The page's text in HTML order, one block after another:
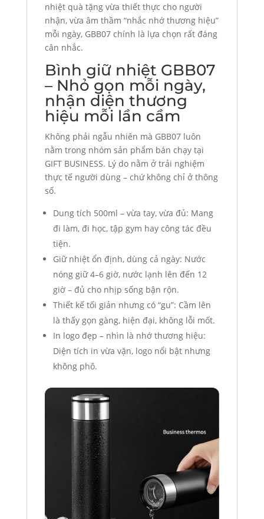
nhiệt quà tặng vừa thiết thực cho người
nhận, vừa âm thầm “nhắc nhớ thương hiệu”
mỗi ngày, GBB07 chính là lựa chọn rất đáng
cân nhắc.
Bình giữ nhiệt GBB07
– Nhỏ gọn mỗi ngày,
nhận diện thương
hiệu mỗi lần cầm
Không phải ngẫu nhiên mà GBB07 luôn
nằm trong nhóm sản phẩm bán chạy tại
GIFT BUSINESS. Lý do nằm ở trải nghiệm
thực tế người dùng – chứ không chỉ ở thông
số.
Dung tích 500ml – vừa tay, vừa đủ: Mang
đi làm, đi học, tập gym hay công tác đều
tiện.
Giữ nhiệt ổn định, dùng cả ngày: Nước
nóng giữ 4–6 giờ, nước lạnh lên đến 12
giờ – đủ cho nhịp sống bận rộn.
Thiết kế tối giản nhưng có “gu”: Cầm lên
là thấy gọn gàng, hiện đại, không lỗi mốt.
In logo đẹp – nhìn là nhớ thương hiệu:
Diện tích in vừa vặn, logo nổi bật nhưng
không phô.